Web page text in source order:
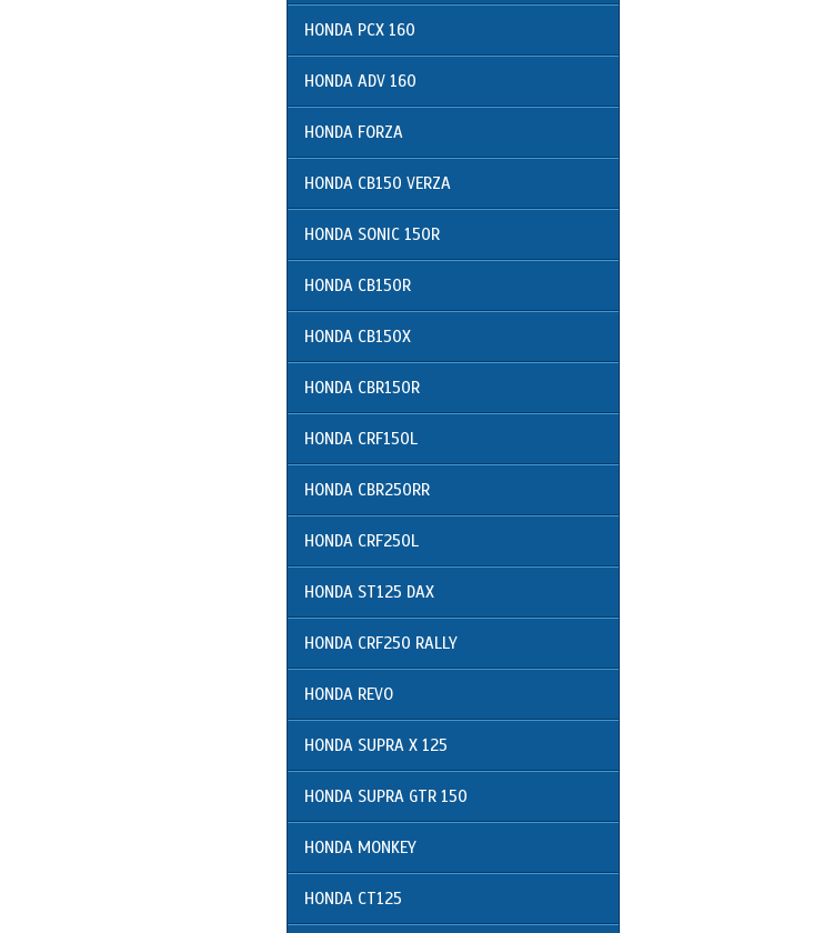
HONDA PCX 160
HONDA ADV 160
HONDA FORZA
HONDA CB150 VERZA
HONDA SONIC 150R
HONDA CB150R
HONDA CB150X
HONDA CBR150R
HONDA CRF150L
HONDA CBR250RR
HONDA CRF250L
HONDA ST125 DAX
HONDA CRF250 RALLY
HONDA REVO
HONDA SUPRA X 125
HONDA SUPRA GTR 150
HONDA MONKEY
HONDA CT125